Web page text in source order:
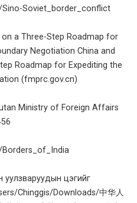
Soviet_border_conflict
a Three-Step Roadmap for
Negotiation China and
Roadmap for Expediting the
(fmprc.gov.cn)
Ministry of Foreign Affairs
уулзваруудын цэгийг
Chinggis/Downloads/中华人